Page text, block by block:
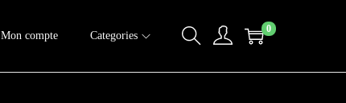
Mon compte Categories
0